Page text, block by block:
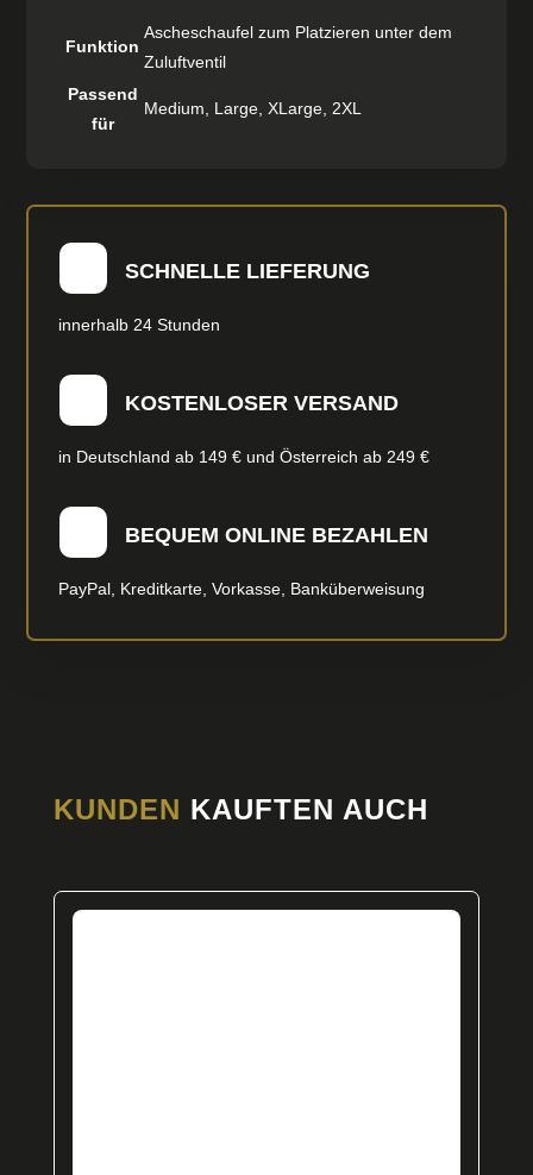
Funktion
Ascheschaufel zum Platzieren unter dem
Zuluftventil
Passend
für
Medium, Large, XLarge, 2XL
SCHNELLE LIEFERUNG
innerhalb 24 Stunden
KOSTENLOSER VERSAND
in Deutschland ab 149 € und Österreich ab 249 €
BEQUEM ONLINE BEZAHLEN
PayPal, Kreditkarte, Vorkasse, Banküberweisung
KUNDEN KAUFTEN AUCH